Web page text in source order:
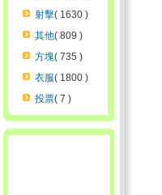
射擊( 1630 )
其他( 809 )
方塊( 735 )
衣服( 1800 )
投票( 7 )